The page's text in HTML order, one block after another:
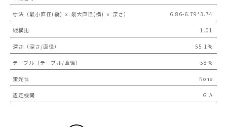
寸法（最小直径(縦) ｘ 最大直径(横) ｘ 深さ） 6.86-6.79*3.74
縦横比 1.01
深さ（深さ/直径） 55.1%
テーブル（テーブル/直径） 58％
蛍光性 None
鑑定機関 GIA